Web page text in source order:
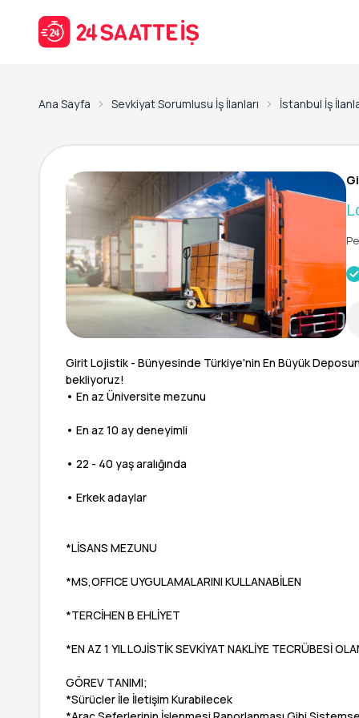
Ana Sayfa Sevkiyat Sorumlusu İş İlanları İstanbul İş
Girit Lojistik - Bünyesinde Türkiye'nin En Büyük
bekliyoruz!
• En az Üniversite mezunu
• En az 10 ay deneyimli
• 22 - 40 yaş aralığında
• Erkek adaylar
*LİSANS MEZUNU
*MS,OFFICE UYGULAMALARINI KULLANABİLEN
*TERCİHEN B EHLİYET
*EN AZ 1 YIL LOJİSTİK SEVKİYAT NAKLİYE TECRÜBESİ
GÖREV TANIMI;
*Sürücler İle İletişim Kurabilecek